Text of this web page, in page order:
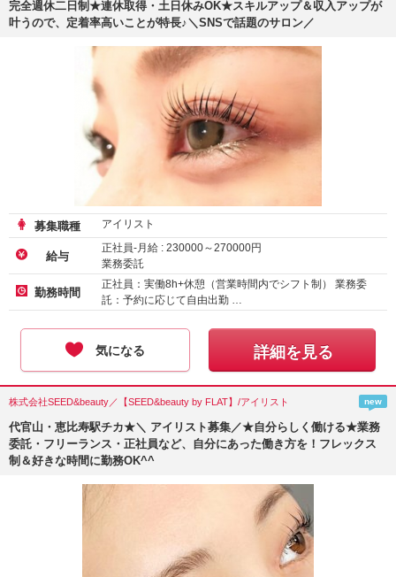
完全週休二日制★連休取得・土日休みOK★スキルアップ＆収入アップが
叶うので、定着率高いことが特長♪＼SNSで話題のサロン／
募集職種 アイリスト
給与
正社員-月給 : 230000～270000円
業務委託
勤務時間
正社員：実働8h+休憩（営業時間内でシフト制） 業務委
託：予約に応じて自由出勤 …
気になる 詳細を見る
株式会社SEED&beauty／【SEED&beauty by FLAT】/アイリスト new
代官山・恵比寿駅チカ★＼ アイリスト募集／★自分らしく働ける★業務
委託・フリーランス・正社員など、自分にあった働き方を！フレックス
制＆好きな時間に勤務OK^^